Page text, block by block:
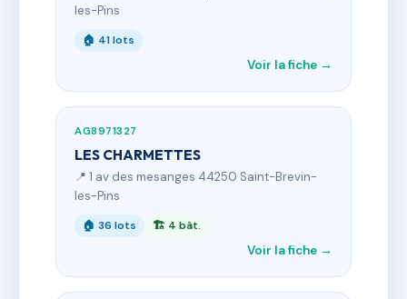
les-Pins
🏠 41 lots
Voir la fiche →
AG8971327
LES CHARMETTES
📍 1 av des mesanges 44250 Saint-Brevin-
les-Pins
🏠 36 lots 🏗 4 bât.
Voir la fiche →